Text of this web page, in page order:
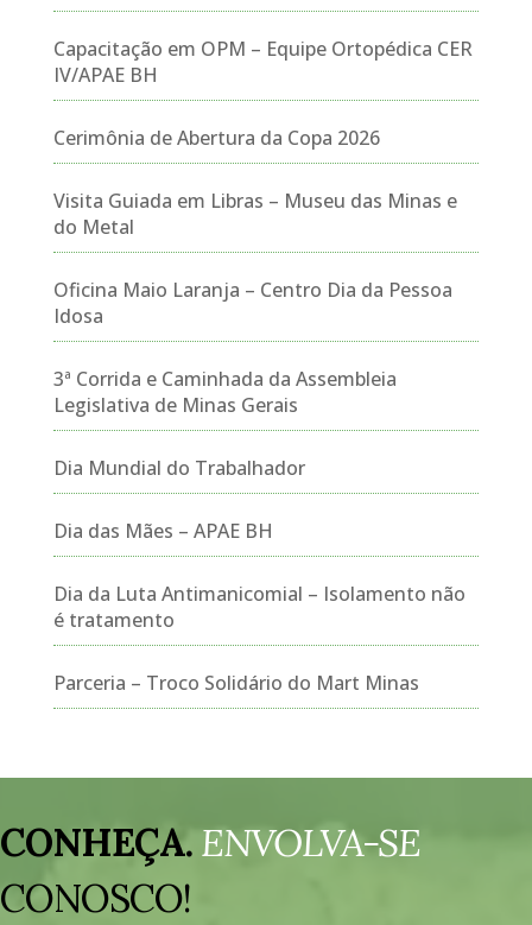
Capacitação em OPM – Equipe Ortopédica CER
IV/APAE BH
Cerimônia de Abertura da Copa 2026
Visita Guiada em Libras – Museu das Minas e
do Metal
Oficina Maio Laranja – Centro Dia da Pessoa
Idosa
3ª Corrida e Caminhada da Assembleia
Legislativa de Minas Gerais
Dia Mundial do Trabalhador
Dia das Mães – APAE BH
Dia da Luta Antimanicomial – Isolamento não
é tratamento
Parceria – Troco Solidário do Mart Minas
de
vídeo
CONHEÇA.ENVOLVA-SE
CONOSCO!